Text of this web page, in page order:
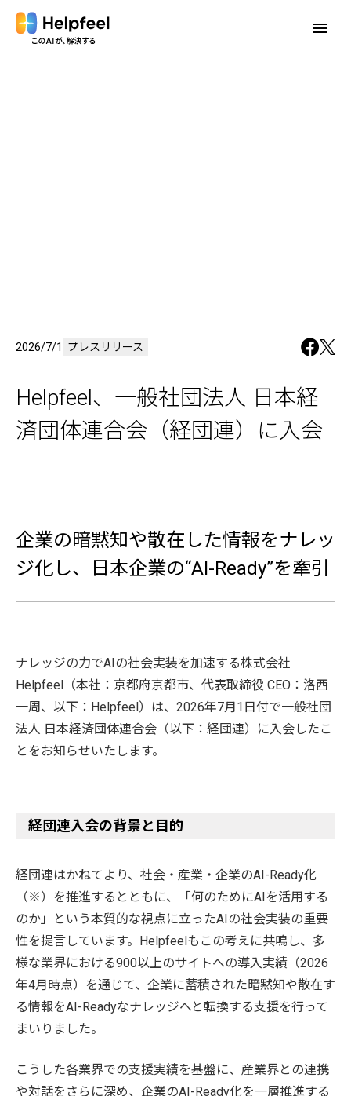
menu
2026/7/1 プレスリリース
Helpfeel、一般社団法人 日本経
済団体連合会（経団連）に入会
企業の暗黙知や散在した情報をナレッ
ジ化し、日本企業の“AI-Ready”を牽引
ナレッジの力でAIの社会実装を加速する株式会社
Helpfeel（本社：京都府京都市、代表取締役 CEO：洛西
一周、以下：Helpfeel）は、2026年7月1日付で一般社団
法人 日本経済団体連合会（以下：経団連）に入会したこ
とをお知らせいたします。
経団連入会の背景と目的
経団連はかねてより、社会・産業・企業のAI-Ready化
（※）を推進するとともに、「何のためにAIを活用する
のか」という本質的な視点に立ったAIの社会実装の重要
性を提言しています。Helpfeelもこの考えに共鳴し、多
様な業界における900以上のサイトへの導入実績（2026
年4月時点）を通じて、企業に蓄積された暗黙知や散在す
る情報をAI-Readyなナレッジへと転換する支援を行って
まいりました。
こうした各業界での支援実績を基盤に、産業界との連携
や対話をさらに深め、企業のAI-Ready化を一層推進する